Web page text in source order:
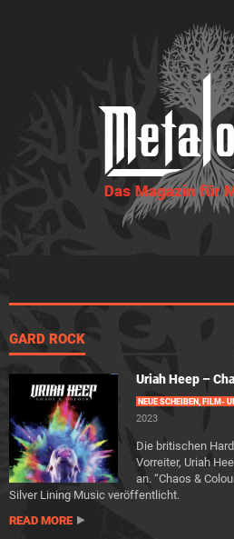
GARD ROCK
Uriah Heep –
NEUE SCHEIBEN, FILM-
2023
Die britischen
Vorreiter, Uriah
an. “Chaos &
Silver Lining Music veröffentlicht.
READ MORE